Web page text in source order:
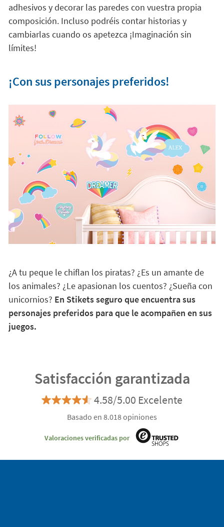
adhesivos y decorar las paredes con vuestra propia
composición. Incluso podréis contar historias y
cambiarlas cuando os apetezca ¡Imaginación sin
límites!
¡Con sus personajes preferidos!
¿A tu peque le chiflan los piratas? ¿Es un amante de
los animales? ¿Le apasionan los cuentos? ¿Sueña con
unicornios? En Stikets seguro que encuentra sus
personajes preferidos para que le acompañen en sus
juegos.
Satisfacción garantizada
4.58/5.00 Excelente
Basado en 8.018 opiniones
Valoraciones verificadas por